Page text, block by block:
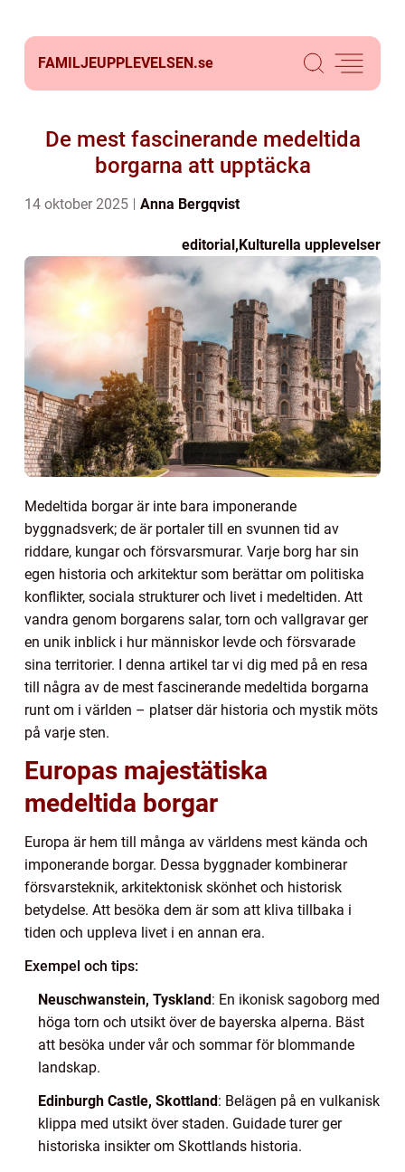
FAMILJEUPPLEVELSEN.se
De mest fascinerande medeltida
borgarna att upptäcka
14 oktober 2025 Anna Bergqvist
editorial,Kulturella upplevelser
Medeltida borgar är inte bara imponerande
byggnadsverk; de är portaler till en svunnen tid av
riddare, kungar och försvarsmurar. Varje borg har sin
egen historia och arkitektur som berättar om politiska
konflikter, sociala strukturer och livet i medeltiden. Att
vandra genom borgarens salar, torn och vallgravar ger
en unik inblick i hur människor levde och försvarade
sina territorier. I denna artikel tar vi dig med på en resa
till några av de mest fascinerande medeltida borgarna
runt om i världen – platser där historia och mystik möts
på varje sten.
Europas majestätiska
medeltida borgar
Europa är hem till många av världens mest kända och
imponerande borgar. Dessa byggnader kombinerar
försvarsteknik, arkitektonisk skönhet och historisk
betydelse. Att besöka dem är som att kliva tillbaka i
tiden och uppleva livet i en annan era.
Exempel och tips:
Neuschwanstein, Tyskland: En ikonisk sagoborg med
höga torn och utsikt över de bayerska alperna. Bäst
att besöka under vår och sommar för blommande
landskap.
Edinburgh Castle, Skottland: Belägen på en vulkanisk
klippa med utsikt över staden. Guidade turer ger
historiska insikter om Skottlands historia.